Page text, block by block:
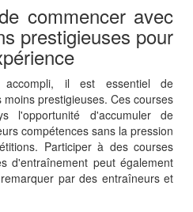
commencer avec
prestigieuses pour
il est essentiel de
prestigieuses. Ces courses
l'opportunité d'accumuler de
compétences sans la pression
Participer à des courses
d'entraînement peut également
par des entraîneurs et